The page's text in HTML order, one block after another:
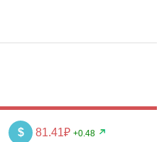
$ 81.41₽ +0.48